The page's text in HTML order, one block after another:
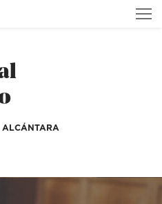
ALCÁNTARA